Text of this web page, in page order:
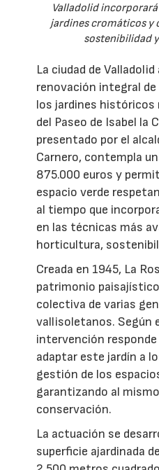
Valladolid
jardines cromáticos y
sostenibilidad
La ciudad de
renovación integral de
los jardines históricos
del Paseo de Isabel la
presentado por el
Carnero, contempla
875.000 euros y
espacio verde
al tiempo que
en las técnicas más
horticultura,
Creada en 1945, La
patrimonio
colectiva de varias
vallisoletanos. Según
intervención responde
adaptar este jardín a
gestión de los
garantizando al
conservación.
La actuación se
superficie ajardinada